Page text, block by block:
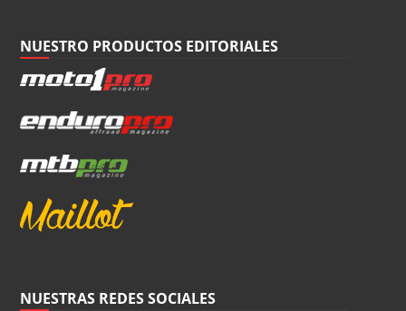
NUESTRO PRODUCTOS EDITORIALES
NUESTRAS REDES SOCIALES